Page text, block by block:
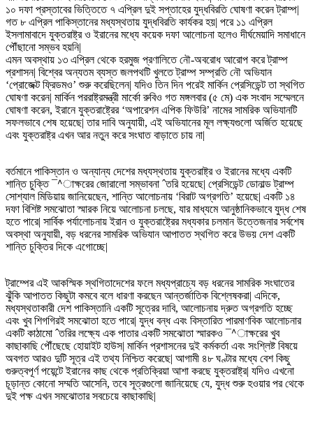
১০ দফা প্রস্তাবের ভিত্তিতে ৭ এপ্রিল দুই সপ্তাহের যুদ্ধবিরতি ঘোষণা করেন ট্রাম্প|
গত ৮ এপ্রিল পাকিস্তানের মধ্যস্থতায় যুদ্ধবিরতি কার্যকর হয়| পরে ১১ এপ্রিল
ইসলামাবাদে যুক্তরাষ্ট্র ও ইরানের মধ্যে কয়েক দফা আলোচনা হলেও দীর্ঘমেয়াদি সমাধানে
পৌঁছানো সম্ভব হয়নি|
এমন অবস্থায় ১৩ এপ্রিল থেকে হরমুজ প্রণালিতে নৌ-অবরোধ আরোপ করে ট্রাম্প
প্রশাসন| বিশ্বের অন্যতম ব্যস্ত জলপথটি খুলতে ট্রাম্প সম্প্রতি নৌ অভিযান
‘প্রোজেক্ট ফ্রিডমও’ শুরু করেছিলেন| যদিও তিন দিন পরেই মার্কিন প্রেসিডেন্ট তা স্থগিত
ঘোষণা করেন| মার্কিন পররাষ্ট্রমন্ত্রী মার্কো রুবিও গত মঙ্গলবার (৫ মে) এক সংবাদ সম্মেলনে
ঘোষণা করেন, ইরানে যুক্তরাষ্ট্রের ‘অপারেশন এপিক ফিউরি’ নামের সামরিক অভিযানটি
সফলভাবে শেষ হয়েছে| তার দাবি অনুযায়ী, এই অভিযানের মূল লক্ষ্যগুলো অর্জিত হয়েছে
এবং যুক্তরাষ্ট্র এখন আর নতুন করে সংঘাত বাড়াতে চায় না|
বর্তমানে পাকিস্তান ও অন্যান্য দেশের মধ্যস্থতায় যুক্তরাষ্ট্র ও ইরানের মধ্যে একটি
শান্তি চুক্তি ¯^াক্ষরের জোরালো সম্ভাবনা ˆতরি হয়েছে| প্রেসিডেন্ট ডোনাল্ড ট্রাম্প
সোশ্যাল মিডিয়ায় জানিয়েছেন, শান্তি আলোচনায় ‘বিরাট অগ্রগতি’ হয়েছে| একটি ১৪
দফা বিশিষ্ট সমঝোতা স্মারক নিয়ে আলোচনা চলছে, যার মাধ্যমে আনুষ্ঠানিকভাবে যুদ্ধ শেষ
হতে পারে| সার্বিক পর্যালোচনায় ইরান ও যুক্তরাষ্ট্রের মধ্যকার চলমান উত্তেজনার সর্বশেষ
অবস্থা অনুযায়ী, বড় ধরনের সামরিক অভিযান আপাতত স্থগিত করে উভয় দেশ একটি
শান্তি চুক্তির দিকে এগোচ্ছে|
ট্রাম্পের এই আকস্মিক স্থগিতাদেশের ফলে মধ্যপ্রাচ্যে বড় ধরনের সামরিক সংঘাতের
ঝুঁকি আপাতত কিছুটা কমবে বলে ধারণা করছেন আন্তর্জাতিক বিশ্লেষকরা| এদিকে,
মধ্যস্থতাকারী দেশ পাকিস্তানি একটি সূত্রের দাবি, আলোচনায় দ্রুত অগ্রগতি হচ্ছে
এবং খুব শিগগিরই সমঝোতা হতে পারে| যুদ্ধ বন্ধ এবং বিস্তারিত পারমাণবিক আলোচনার
একটি কাঠামো ˆতরির লক্ষ্যে এক পাতার একটি সমঝোতা স্মারকও ¯^াক্ষরের খুব
কাছাকাছি পৌঁছেছে হোয়াইট হাউস| মার্কিন প্রশাসনের দুই কর্মকর্তা এবং সংশ্লিষ্ট বিষয়ে
অবগত আরও দুটি সূত্র এই তথ্য নিশ্চিত করেছে| আগামী ৪৮ ঘণ্টার মধ্যে বেশ কিছু
গুরুত্বপূর্ণ পয়েন্টে ইরানের কাছ থেকে প্রতিক্রিয়া আশা করছে যুক্তরাষ্ট্র| যদিও এখনো
চূড়ান্ত কোনো সম্মতি আসেনি, তবে সূত্রগুলো জানিয়েছে যে, যুদ্ধ শুরু হওয়ার পর থেকে
দুই পক্ষ এখন সমঝোতার সবচেয়ে কাছাকাছি|